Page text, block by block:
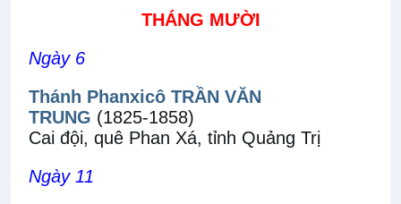
THÁNG MƯỜI
Ngày 6
Thánh Phanxicô TRẦN VĂN
TRUNG (1825-1858)
Cai đội, quê Phan Xá, tỉnh Quảng Trị
Ngày 11